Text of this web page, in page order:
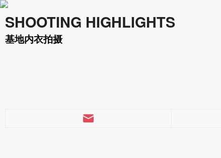
SHOOTING HIGHLIGHTS
基地内衣拍摄